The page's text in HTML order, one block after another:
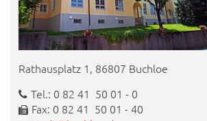
Rathausplatz 1, 86807 Buchloe
Tel.: 0 82 41 50 01 - 0
Fax: 0 82 41 50 01 - 40